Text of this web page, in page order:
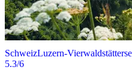
SchweizLuzern-
5.3/6